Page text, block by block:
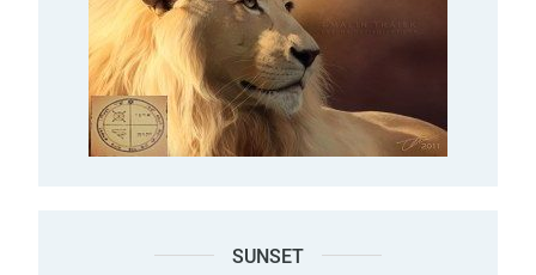
SUNSET